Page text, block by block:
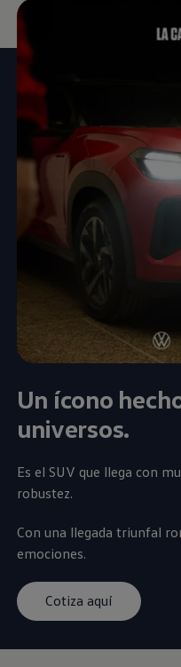
Un ícono
universos.
Es el SUV que llega con
robustez.
Con una llegada triunfal
emociones.
Cotiza aquí